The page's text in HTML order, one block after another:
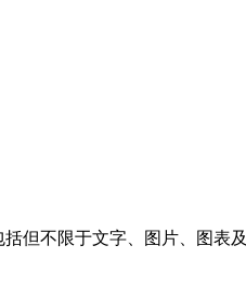
但不限于文字、图片、图表